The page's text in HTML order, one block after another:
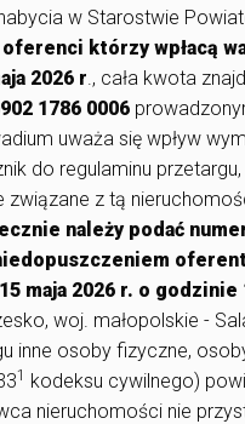
w Starostwie
którzy wpłacą
2026 r ., cała kwota
1786 0006
uważa się wpływ
do regulaminu
z tą
należy podać
maja 2026 r. o godzinie
woj. małopolskie -
inne osoby fizyczne,
1 kodeksu cywilnego)
nieruchomości nie